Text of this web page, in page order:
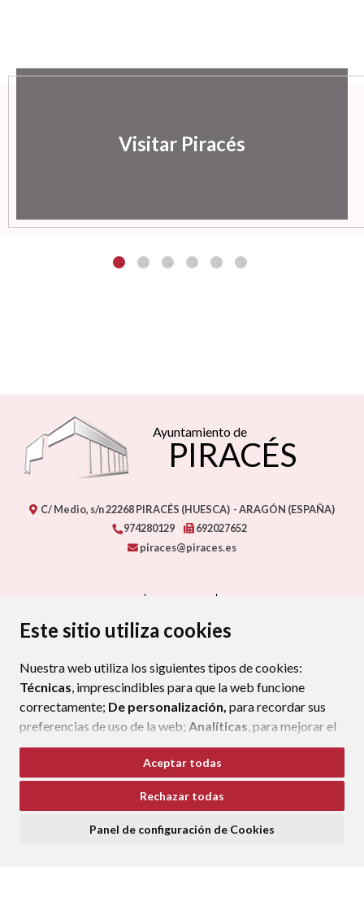
Este sitio utiliza cookies
Nuestra web utiliza los siguientes tipos de cookies:
Técnicas, imprescindibles para que la web funcione
correctamente; De personalización, para recordar sus
preferencias de uso de la web; Analíticas, para mejorar el
funcionamiento de la web y sus servicios.
Si acepta pulsando el botón“Aceptar todas”
consideramos que acepta su uso. Si pulsa el botón
ninguna acción, se guardarán las cookies técnicas
Aceptar todas
Rechazar todas
Panel de configuración de Cookies
Visitar Piracés
Ayuntamiento de
PIRACÉS
C/ Medio, s/n22268PIRACÉS (HUESCA) - ARAGÓN (ESPAÑA)
974280129
692027652
piraces@piraces.es
PROTECCIÓN DE DATOS
POLÍTICA DE COOKIES